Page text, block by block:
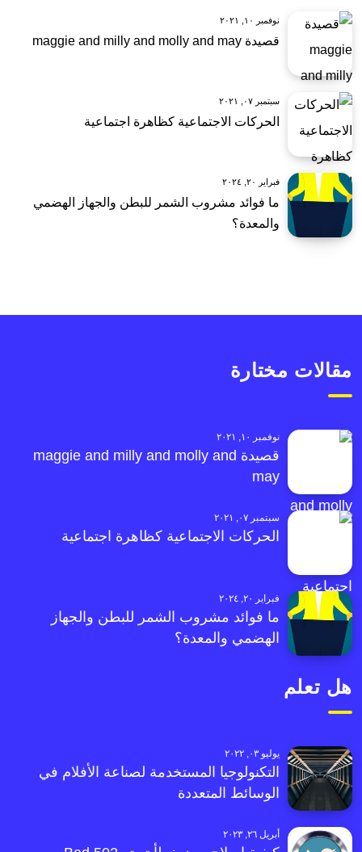
نوفمبر ١٠, ٢٠٢١
قصيدة maggie and milly and molly and may
سبتمبر ٠٧, ٢٠٢١
الحركات الاجتماعية كظاهرة اجتماعية
فبراير ٢٠, ٢٠٢٤
ما فوائد مشروب الشمر للبطن والجهاز الهضمي
والمعدة؟
مقالات مختارة
نوفمبر ١٠, ٢٠٢١
قصيدة maggie and milly and molly and
may
سبتمبر ٠٧, ٢٠٢١
الحركات الاجتماعية كظاهرة اجتماعية
فبراير ٢٠, ٢٠٢٤
ما فوائد مشروب الشمر للبطن والجهاز
الهضمي والمعدة؟
هل تعلم
يوليو ٠٣, ٢٠٢٢
التكنولوجيا المستخدمة لصناعة الأفلام في
الوسائط المتعددة
أبريل ٢٦, ٢٠٢٣